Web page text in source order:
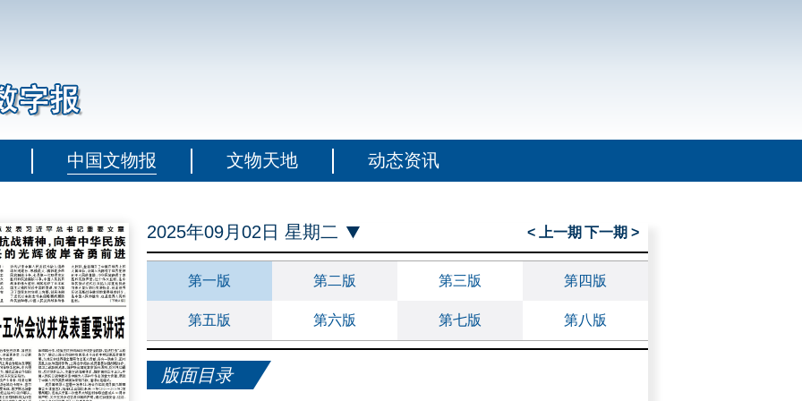
中国文物报 文物天地 动态资讯
2025年09月02日 星期二 < 上一期 下一期 >
第一版 第二版 第三版 第四版
第五版 第六版 第七版 第八版
版面目录